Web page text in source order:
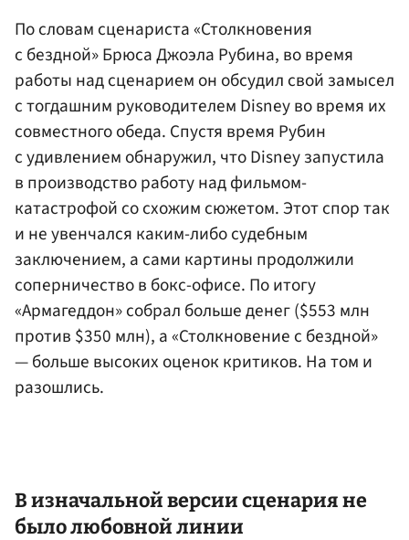
По словам сценариста «Столкновения
с бездной» Брюса Джоэла Рубина, во время
работы над сценарием он обсудил свой замысел
с тогдашним руководителем Disney во время их
совместного обеда. Спустя время Рубин
с удивлением обнаружил, что Disney запустила
в производство работу над фильмом-
катастрофой со схожим сюжетом. Этот спор так
и не увенчался каким-либо судебным
заключением, а сами картины продолжили
соперничество в бокс-офисе. По итогу
«Армагеддон» собрал больше денег ($553 млн
против $350 млн), а «Столкновение с бездной»
— больше высоких оценок критиков. На том и
разошлись.
В изначальной версии сценария не
было любовной линии